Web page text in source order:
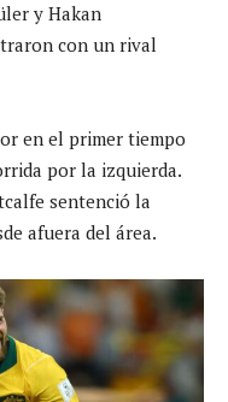
y Hakan
con un rival
en el primer tiempo
por la izquierda.
sentenció la
afuera del área.